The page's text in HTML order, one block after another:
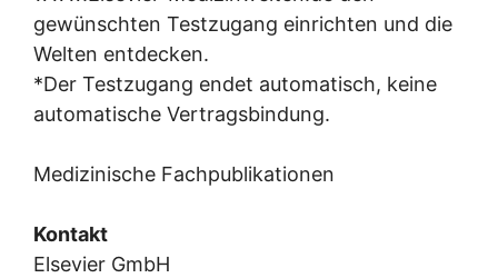
gewünschten Testzugang einrichten und die
Welten entdecken.
*Der Testzugang endet automatisch, keine
automatische Vertragsbindung.
Medizinische Fachpublikationen
Kontakt
Elsevier GmbH